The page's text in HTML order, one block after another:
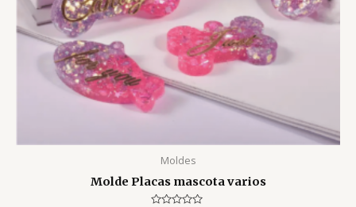
Moldes
Molde Placas mascota varios